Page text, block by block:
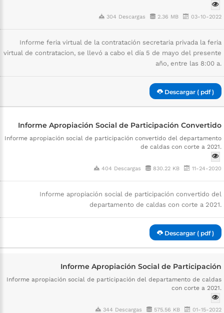
304 Descargas 2.36 MB 03-10-2022
Informe feria virtual de la contratación secretaria privada la feria
virtual de contratacion, se llevó a cabo el día 5 de mayo del presente
año, entre las 8:00 a.
Descargar ( pdf )
Informe Apropiación Social de Participación Convertido
Informe apropiación social de participación convertido del departamento
de caldas con corte a 2021.
404 Descargas 830.22 KB 11-24-2020
Informe apropiación social de participación convertido del
departamento de caldas con corte a 2021.
Descargar ( pdf )
Informe Apropiación Social de Participación
Informe apropiación social de participación del departamento de caldas
con corte a 2021.
344 Descargas 575.56 KB 01-15-2022